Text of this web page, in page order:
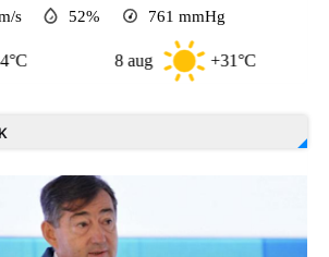
s 52% 761 mmHg
+31°C